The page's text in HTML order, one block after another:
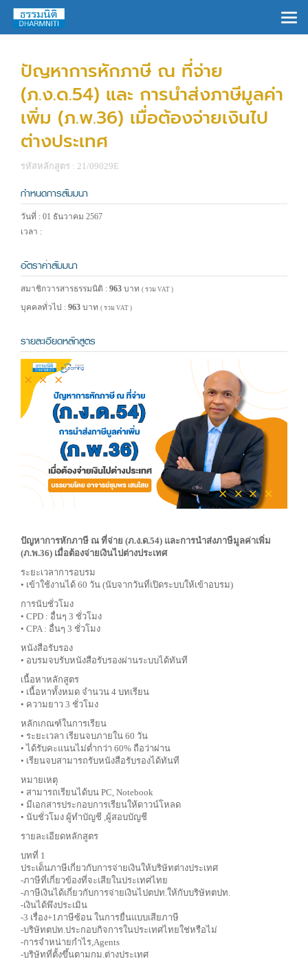
ปัญหาการหักภาษี ณ ที่จ่าย
(ภ.ง.ด.54) และ การนำส่งภาษีมูลค่า
เพิ่ม (ภ.พ.36) เมื่อต้องจ่ายเงินไป
ต่างประเทศ
รหัสหลักสูตร : 21/09029E
กำหนดการสัมมนา
วันที่ : 01 ธันวาคม 2567
เวลา :
อัตราค่าสัมมนา
สมาชิกวารสารธรรมนิติ : 963 บาท ( รวม VAT )
บุคคลทั่วไป : 963 บาท ( รวม VAT )
รายละเอียดหลักสูตร
ปัญหาการหักภาษี ณ ที่จ่าย (ภ.ง.ด.54) และการนำส่งภาษีมูลค่าเพิ่ม
(ภ.พ.36) เมื่อต้องจ่ายเงินไปต่างประเทศ
ระยะเวลาการอบรม
• เข้าใช้งานได้ 60 วัน (นับจากวันที่เปิดระบบให้เข้าอบรม)
การนับชั่วโมง
• CPD : อื่นๆ 3 ชั่วโมง
• CPA : อื่นๆ 3 ชั่วโมง
หนังสือรับรอง
• อบรมจบรับหนังสือรับรองผ่านระบบได้ทันที
เนื้อหาหลักสูตร
• เนื้อหาทั้งหมด จำนวน 4 บทเรียน
• ความยาว 3 ชั่วโมง
หลักเกณฑ์ในการเรียน
• ระยะเวลา เรียนจบภายใน 60 วัน
• ได้รับคะแนนไม่ต่ำกว่า 60% ถือว่าผ่าน
• เรียนจบสามารถรับหนังสือรับรองได้ทันที
หมายเหตุ
• สามารถเรียนได้บน PC, Notebook
• มีเอกสารประกอบการเรียนให้ดาวน์โหลด
• นับชั่วโมง ผู้ทำบัญชี ,ผู้สอบบัญชี
รายละเอียดหลักสูตร
บทที่ 1
ประเด็นภาษีเกี่ยวกับการจ่ายเงินให้บริษัทต่างประเทศ
-ภาษีที่เกี่ยวข้องที่จะเสียในประเทศไทย
-ภาษีเงินได้เกี่ยวกับการจ่ายเงินไปตปท.ให้กับบริษัทตปท.
-เงินได้พึงประเมิน
-3 เรื่อง+1ภาษีซ้อน ในการยื่นแบบเสียภาษี
-บริษัทตปท.ประกอบกิจการในประเทศไทยใช่หรือไม่
-การจำหน่ายกำไร,Agents
-บริษัทที่ตั้งขึ้นตามกม.ต่างประเทศ
×